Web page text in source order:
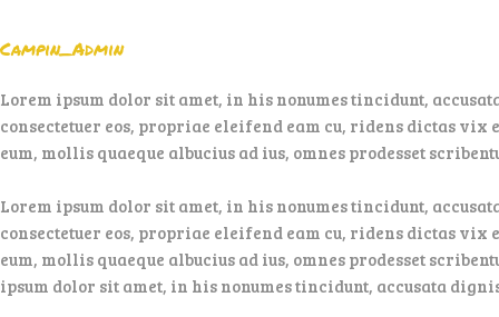
PROPRIÉTAIRE
Campin_Admin
Lorem ipsum dolor sit amet, in his nonumes tincidunt,
consectetuer eos, propriae eleifend eam cu, ridens dictas
eum, mollis quaeque albucius ad ius, omnes prodesset
Lorem ipsum dolor sit amet, in his nonumes tincidunt,
consectetuer eos, propriae eleifend eam cu, ridens dictas
eum, mollis quaeque albucius ad ius, omnes prodesset
ipsum dolor sit amet, in his nonumes tincidunt, accusata